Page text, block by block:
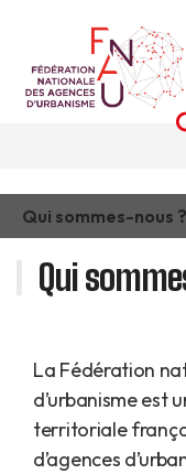
Qui sommes-nous ?
Qui
La Fédération
d’urbanisme est
territoriale
d’agences